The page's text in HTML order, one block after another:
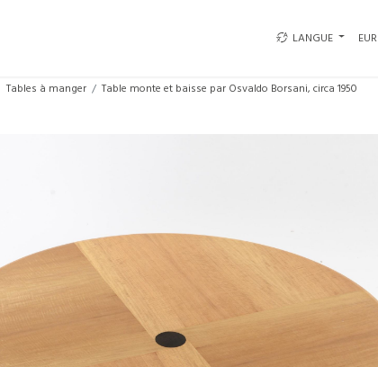
LANGUE EUR
Tables à manger Table monte et baisse par Osvaldo Borsani, circa 1950